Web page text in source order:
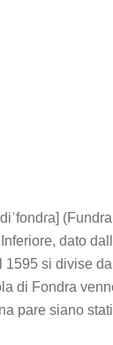
Inferiore, dato
1595 si divise
di Fondra
pare siano